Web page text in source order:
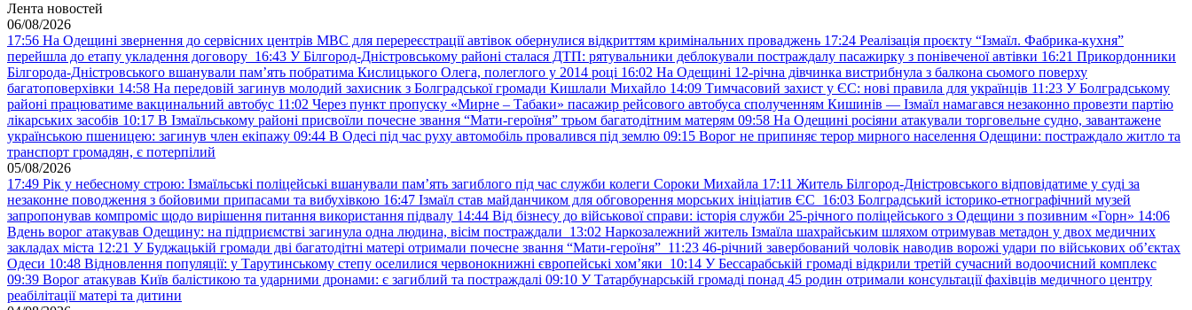
Лента новостей
06/08/2026
17:56 На Одещині звернення до сервісних центрів МВС для перереєстрації автівок обернулися відкриттям кримінальних проваджень 17:24 Реалізація проєкту “Ізмаїл. Фабрика-кухня”
перейшла до етапу укладення договору 16:43 У Білгород-Дністровському районі сталася ДТП: рятувальники деблокували постраждалу пасажирку з понівеченої автівки 16:21 Прикордонники
Білгорода-Дністровського вшанували пам’ять побратима Кислицького Олега, полеглого у 2014 році 16:02 На Одещині 12-річна дівчинка вистрибнула з балкона сьомого поверху
багатоповерхівки 14:58 На передовій загинув молодий захисник з Болградської громади Кишлали Михайло 14:09 Тимчасовий захист у ЄС: нові правила для українців 11:23 У Болградському
районі працюватиме вакцинальний автобус 11:02 Через пункт пропуску «Мирне – Табаки» пасажир рейсового автобуса сполученням Кишинів — Ізмаїл намагався незаконно провезти партію
лікарських засобів 10:17 В Ізмаїльському районі присвоїли почесне звання “Мати-героїня” трьом багатодітним матерям 09:58 На Одещині росіяни атакували торговельне судно, завантажене
українською пшеницею: загинув член екіпажу 09:44 В Одесі під час руху автомобіль провалився під землю 09:15 Ворог не припиняє терор мирного населення Одещини: постраждало житло та
транспорт громадян, є потерпілий
05/08/2026
17:49 Рік у небесному строю: Ізмаїльські поліцейські вшанували пам’ять загиблого під час служби колеги Сороки Михайла 17:11 Житель Білгород-Дністровського відповідатиме у суді за
незаконне поводження з бойовими припасами та вибухівкою 16:47 Ізмаїл став майданчиком для обговорення морських ініціатив ЄС 16:03 Болградський історико-етнографічний музей
запропонував компроміс щодо вирішення питання використання підвалу 14:44 Від бізнесу до військової справи: історія служби 25-річного поліцейського з Одещини з позивним «Горн» 14:06
Вдень ворог атакував Одещину: на підприємстві загинула одна людина, вісім постраждали 13:02 Наркозалежний житель Ізмаїла шахрайським шляхом отримував метадон у двох медичних
закладах міста 12:21 У Буджацькій громади дві багатодітні матері отримали почесне звання “Мати-героїня” 11:23 46-річний завербований чоловік наводив ворожі удари по військових обʼєктах
Одеси 10:48 Відновлення популяції: у Тарутинському степу оселилися червонокнижні європейські хом’яки 10:14 У Бессарабській громаді відкрили третій сучасний водоочисний комплекс
09:39 Ворог атакував Київ балістикою та ударними дронами: є загиблий та постраждалі 09:10 У Татарбунарській громаді понад 45 родин отримали консультації фахівців медичного центру
реабілітації матері та дитини